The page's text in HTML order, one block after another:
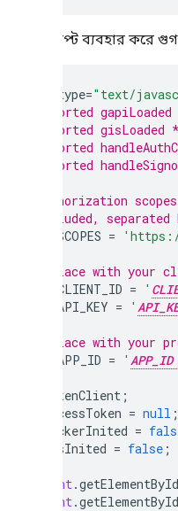
জাভাস্ক্রিপ্ট ব্যবহার
type="text/
/* exported
/* exported gisLoaded
/* exported
/* exported
// Authorization
// included, separated
SCOPES = 'https://
// Replace with your
CLIENT_ID = '
API_KEY = '
// Replace with your
APP_ID = ' APP_ID
tokenClient ;
accessToken = null ;
pickerInited =
gisInited = false ;
document.getElementById
document.getElementById